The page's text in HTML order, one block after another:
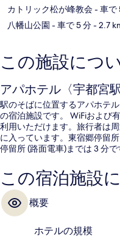
カトリック松が峰教会- 車で
八幡山公園 - 車で 5 分- 2.7
この施設につ
アパホテル〈宇都宮駅
駅のそばに位置するアパホテ
の宿泊施設です。 WiFiおよび
利用いただけます。旅行者は
に入っています。東宿郷停留
停留所 (路面電車)までは 3 分で
この宿泊施設
概要
ホテルの規模